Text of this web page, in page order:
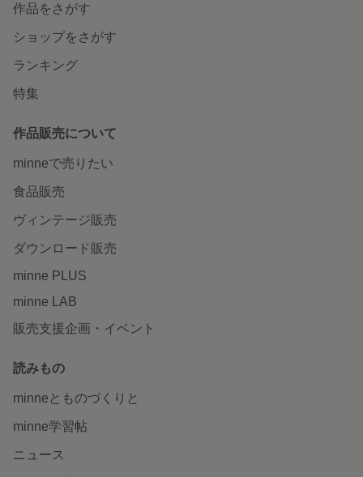
作品をさがす
ショップをさがす
ランキング
特集
作品販売について
minneで売りたい
食品販売
ヴィンテージ販売
ダウンロード販売
minne PLUS
minne LAB
販売支援企画・イベント
読みもの
minneとものづくりと
minne学習帖
ニュース